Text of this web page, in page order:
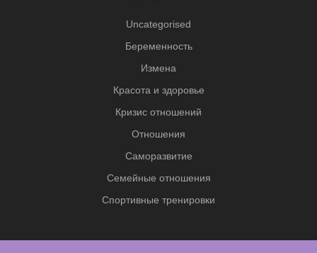
Uncategorised
Беременность
Измена
Красота и здоровье
Кризис отношений
Отношения
Саморазвитие
Семейные отношения
Спортивные тренировки